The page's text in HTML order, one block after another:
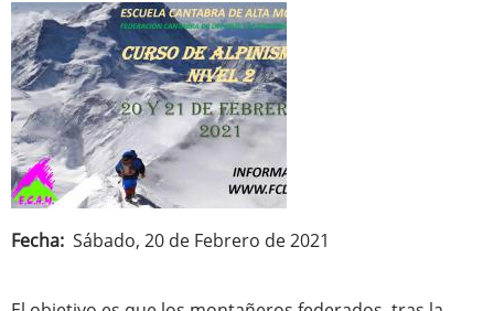
Fecha Sábado, 20 de Febrero de 2021